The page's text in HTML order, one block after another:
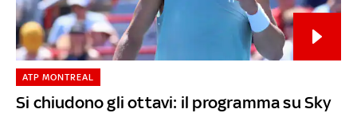
Si chiudono gli ottavi: il programma su Sky
ATP MONTREAL